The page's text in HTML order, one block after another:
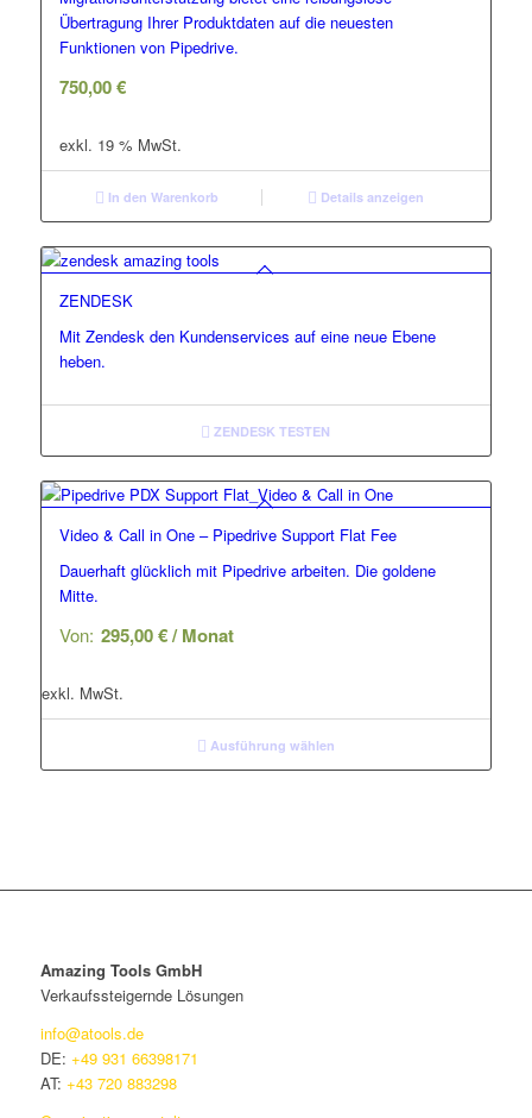
Übertragung Ihrer Produktdaten auf die neuesten
Funktionen von Pipedrive.
750,00€
exkl. 19 % MwSt.
In den Warenkorb Details anzeigen
ZENDESK
Mit Zendesk den Kundenservices auf eine neue Ebene
heben.
ZENDESK TESTEN
Video & Call in One – Pipedrive Support Flat Fee
Dauerhaft glücklich mit Pipedrive arbeiten. Die goldene
Mitte.
Von: 295,00€ / Monat
exkl. MwSt.
Ausführung wählen
Amazing Tools GmbH
Verkaufssteigernde Lösungen
info@atools.de
DE: +49 931 66398171
AT: +43 720 883298